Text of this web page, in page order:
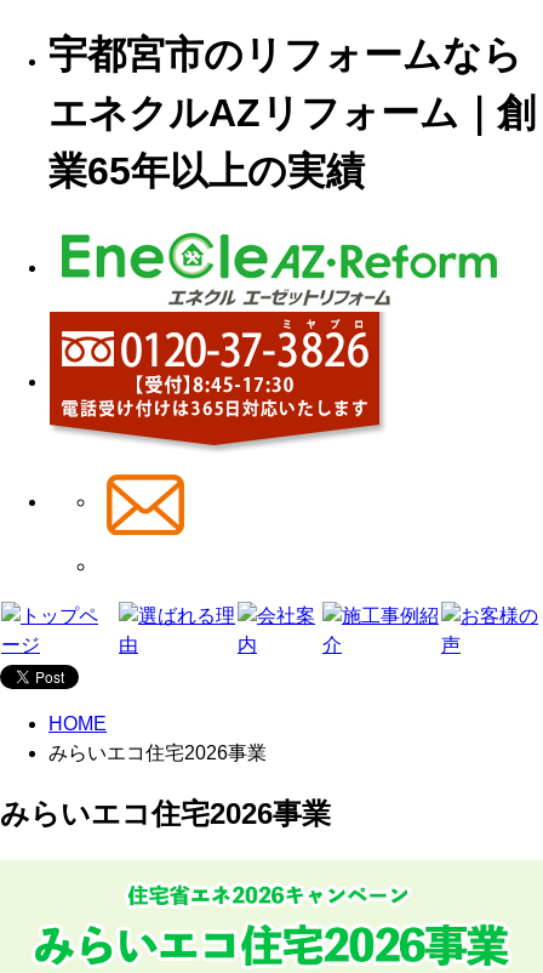
宇都宮市のリフォームなら
エネクルAZリフォーム｜創
業65年以上の実績
HOME
みらいエコ住宅2026事業
みらいエコ住宅2026事業